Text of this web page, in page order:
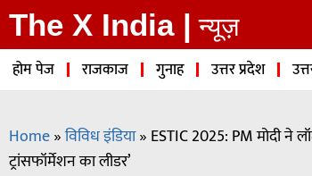
The X India | न्यूज़
होम पेज राजकाज गुनाह उत्तर प्रदेश
Home»विविध इंडिया» ESTIC 2025: PM मोदी ने
ट्रांसफॉर्मेशन का लीडर’